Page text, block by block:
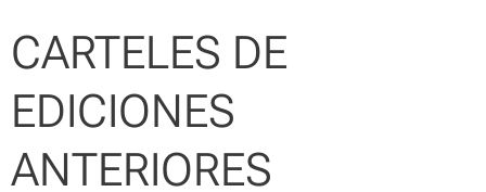
CARTELES DE
EDICIONES
ANTERIORES